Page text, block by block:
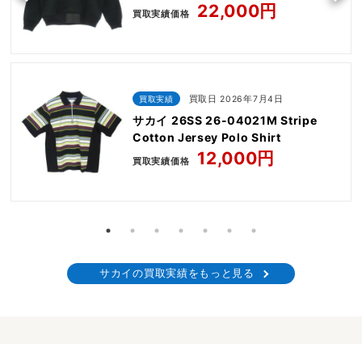
買取実績価格 22,000円
買取実績 買取日 2026年7月4日
サカイ 26SS 26-04021M Stripe
Cotton Jersey Polo Shirt
買取実績価格 12,000円
サカイの買取実績をもっと見る